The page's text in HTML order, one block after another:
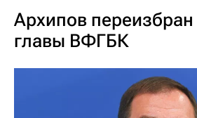
Архипов переизбран
главы ВФГБК